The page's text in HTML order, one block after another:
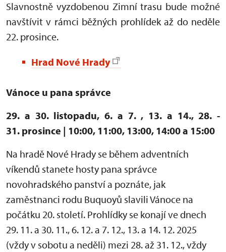
Slavnostně vyzdobenou Zimní trasu bude možné
navštívit v rámci běžných prohlídek až do neděle
22. prosince.
Hrad Nové Hrady
Vánoce u pana správce
29. a 30. listopadu, 6. a 7. , 13. a 14., 28. -
31. prosince | 10:00, 11:00, 13:00, 14:00 a 15:00
Na hradě Nové Hrady se během adventních
víkendů stanete hosty pana správce
novohradského panství a poznáte, jak
zaměstnanci rodu Buquoyů slavili Vánoce na
počátku 20. století. Prohlídky se konají ve dnech
29. 11. a 30. 11., 6. 12. a 7. 12., 13. a 14. 12. 2025
(vždy v sobotu a neděli) mezi 28. až 31. 12., vždy